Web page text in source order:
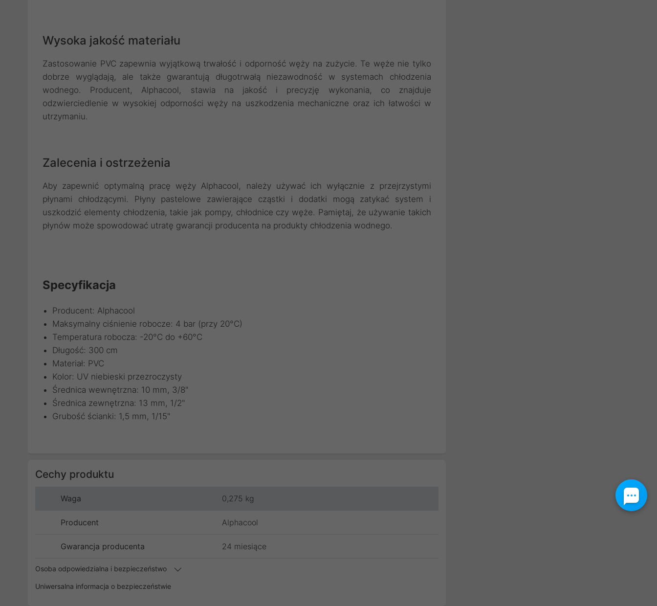
Wysoka jakość materiału
Zastosowanie PVC zapewnia wyjątkową trwałość i odporność węży na zużycie. Te węże nie tylko
dobrze wyglądają, ale także gwarantują długotrwałą niezawodność w systemach chłodzenia
wodnego. Producent, Alphacool, stawia na jakość i precyzję wykonania, co znajduje
odzwierciedlenie w wysokiej odporności węży na uszkodzenia mechaniczne oraz ich łatwości w
utrzymaniu.
Zalecenia i ostrzeżenia
Aby zapewnić optymalną pracę węży Alphacool, należy używać ich wyłącznie z przejrzystymi
płynami chłodzącymi. Płyny pastelowe zawierające cząstki i dodatki mogą zatykać system i
uszkodzić elementy chłodzenia, takie jak pompy, chłodnice czy węże. Pamiętaj, że używanie takich
płynów może spowodować utratę gwarancji producenta na produkty chłodzenia wodnego.
Specyfikacja
Producent: Alphacool
Maksymalny ciśnienie robocze: 4 bar (przy 20°C)
Temperatura robocza: -20°C do +60°C
Długość: 300 cm
Materiał: PVC
Kolor: UV niebieski przezroczysty
Średnica wewnętrzna: 10 mm, 3/8"
Średnica zewnętrzna: 13 mm, 1/2"
Grubość ścianki: 1,5 mm, 1/15"
Cechy produktu
Waga 0,275 kg
Producent Alphacool
Gwarancja producenta 24 miesiące
Osoba odpowiedzialna i bezpieczeństwo
Uniwersalna informacja o bezpieczeństwie